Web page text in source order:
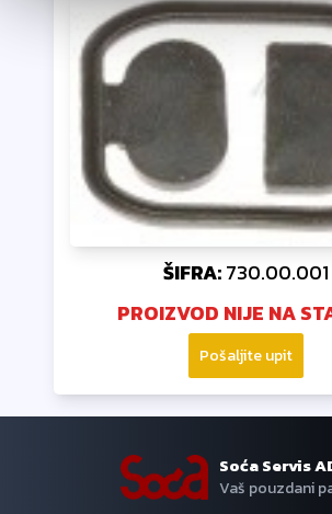
ŠIFRA: 730.00.001
PROIZVOD NIJE NA
Pošaljite upit
Soća Servis
Vaš pouzdani